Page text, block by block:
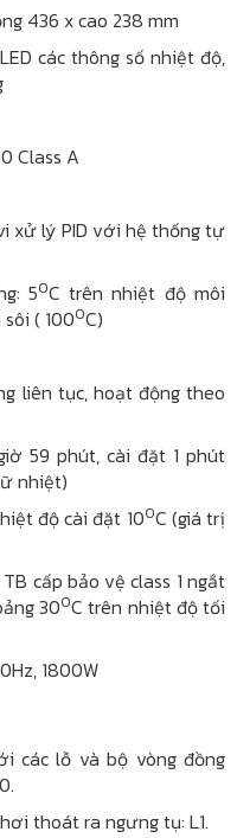
436 x cao 238 mm
các thông số nhiệt độ,
Class A
lý PID với hệ thống tự
50C trên nhiệt độ môi
( 1000C)
liên tục, hoạt động theo
59 phút, cài đặt 1 phút
nhiệt)
độ cài đặt 100C (giá trị
cấp bảo vệ class 1 ngắt
300C trên nhiệt độ tối
1800W
các lỗ và bộ vòng đồng
thoát ra ngưng tụ: L1.